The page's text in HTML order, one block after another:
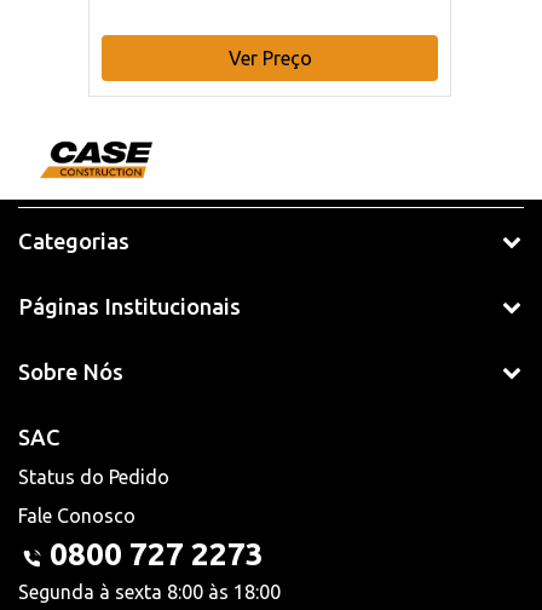
Ver Preço
Categorias
Páginas Institucionais
Sobre Nós
SAC
Status do Pedido
Fale Conosco
0800 727 2273
Segunda à sexta 8:00 às 18:00